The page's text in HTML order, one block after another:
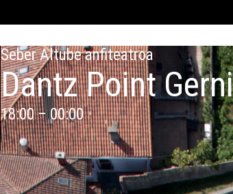
Seber Altube anfiteatroa
Dantz Point
18:00 – 00:00